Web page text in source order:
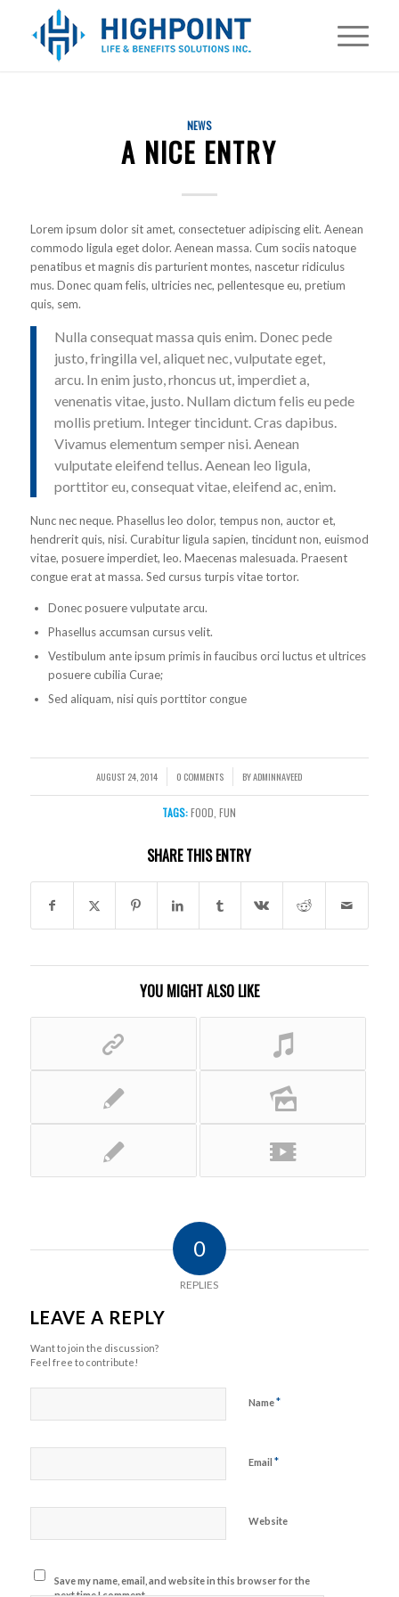
NEWS
A NICE ENTRY
Lorem ipsum dolor sit amet, consectetuer adipiscing elit. Aenean
commodo ligula eget dolor. Aenean massa. Cum sociis natoque
penatibus et magnis dis parturient montes, nascetur ridiculus
mus. Donec quam felis, ultricies nec, pellentesque eu, pretium
quis, sem.
Nulla consequat massa quis enim. Donec pede
justo, fringilla vel, aliquet nec, vulputate eget,
arcu. In enim justo, rhoncus ut, imperdiet a,
venenatis vitae, justo. Nullam dictum felis eu pede
mollis pretium. Integer tincidunt. Cras dapibus.
Vivamus elementum semper nisi. Aenean
vulputate eleifend tellus. Aenean leo ligula,
porttitor eu, consequat vitae, eleifend ac, enim.
Nunc nec neque. Phasellus leo dolor, tempus non, auctor et,
hendrerit quis, nisi. Curabitur ligula sapien, tincidunt non, euismod
vitae, posuere imperdiet, leo. Maecenas malesuada. Praesent
congue erat at massa. Sed cursus turpis vitae tortor.
Donec posuere vulputate arcu.
Phasellus accumsan cursus velit.
Vestibulum ante ipsum primis in faucibus orci luctus et ultrices
posuere cubilia Curae;
Sed aliquam, nisi quis porttitor congue
AUGUST 24, 2014
/ 0 COMMENTS
/ BYADMINNAVEED
TAGS: FOOD ,FUN
SHARE THIS ENTRY
YOU MIGHT ALSO LIKE
0
REPLIES
LEAVE A REPLY
Want to join the discussion?
Feel free to contribute!
Name*
Email *
Website
Save my name, email, and website in this browser for the
next time I comment.